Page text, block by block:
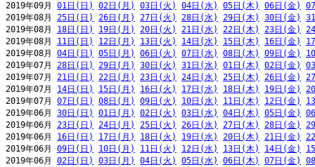
2019年09月 01日(日) 02日(月) 03日(火) 04日(水) 05日(木) 06日(金)
2019年08月 25日(日) 26日(月) 27日(火) 28日(水) 29日(木) 30日(金)
2019年08月 18日(日) 19日(月) 20日(火) 21日(水) 22日(木) 23日(金)
2019年08月 11日(日) 12日(月) 13日(火) 14日(水) 15日(木) 16日(金)
2019年08月 04日(日) 05日(月) 06日(火) 07日(水) 08日(木) 09日(金)
2019年07月 28日(日) 29日(月) 30日(火) 31日(水) 01日(木) 02日(金)
2019年07月 21日(日) 22日(月) 23日(火) 24日(水) 25日(木) 26日(金)
2019年07月 14日(日) 15日(月) 16日(火) 17日(水) 18日(木) 19日(金)
2019年07月 07日(日) 08日(月) 09日(火) 10日(水) 11日(木) 12日(金)
2019年06月 30日(日) 01日(月) 02日(火) 03日(水) 04日(木) 05日(金)
2019年06月 23日(日) 24日(月) 25日(火) 26日(水) 27日(木) 28日(金)
2019年06月 16日(日) 17日(月) 18日(火) 19日(水) 20日(木) 21日(金)
2019年06月 09日(日) 10日(月) 11日(火) 12日(水) 13日(木) 14日(金)
2019年06月 02日(日) 03日(月) 04日(火) 05日(水) 06日(木) 07日(金)